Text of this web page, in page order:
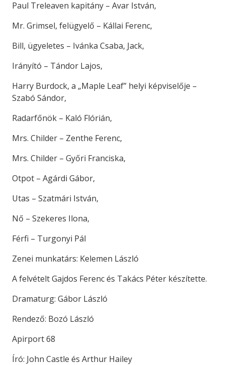
Paul Treleaven kapitány – Avar István,
Mr. Grimsel, felügyelő – Kállai Ferenc,
Bill, ügyeletes – Ivánka Csaba, Jack,
Irányító – Tándor Lajos,
Harry Burdock, a „Maple Leaf” helyi képviselője –
Szabó Sándor,
Radarfőnök – Kaló Flórián,
Mrs. Childer – Zenthe Ferenc,
Mrs. Childer – Győri Franciska,
Otpot – Agárdi Gábor,
Utas – Szatmári István,
Nő – Szekeres Ilona,
Férfi – Turgonyi Pál
Zenei munkatárs: Kelemen László
A felvételt Gajdos Ferenc és Takács Péter készítette.
Dramaturg: Gábor László
Rendező: Bozó László
Apirport 68
Író: John Castle és Arthur Hailey